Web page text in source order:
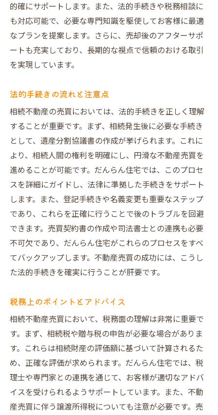
的確にサポートします。また、法的手続きや税務相談に
も対応可能で、必要な専門知識を駆使してお客様に最適
なプランを提案します。さらに、売却後のアフターサポ
ートも充実しており、長期的な視点で信頼のおける取引
を実現しています。
法的手続きの流れと注意点
相続不動産の売買においては、法的手続きを正しく理解
することが重要です。まず、相続発生後に必要な手続き
として、遺産分割協議書の作成が挙げられます。これに
より、相続人間の権利を明確にし、円滑な不動産売買を
進めることが可能です。だんらん住宅では、このプロセ
スを詳細にガイドし、法律に準拠した手続きをサポート
します。また、登記手続きや名義変更も重要なステップ
であり、これらを正確に行うことで後のトラブルを回避
できます。売買契約書の作成や司法書士との連携も必要
不可欠であり、だんらん住宅がこれらのプロセスをすべ
てバックアップします。不動産売買の成功には、こうし
た法的手続きを確実に行うことが肝要です。
税務上のポイントとアドバイス
相続不動産売買において、税務面の理解は非常に重要で
す。まず、相続税や贈与税の申告が必要な場合がありま
す。これらは相続財産の評価額に基づいて計算されるた
め、正確な評価が求められます。だんらん住宅では、税
理士や専門家との連携を通じて、お客様が適切なアドバ
イスを受けられるようサポートしています。また、不動
産売買に伴う譲渡所得税についても注意が必要です。売